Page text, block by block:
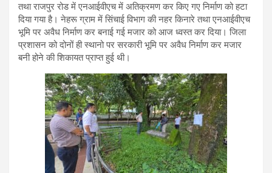
तथा राजपुर रोड में एनआईवीएच में अतिक्रमण कर किए गए निर्माण को हटा
दिया गया है। नेहरू ग्राम में सिंचाई विभाग की नहर किनारे तथा एनआईवीएच
भूमि पर अवैध निर्माण कर बनाई गई मजार को आज ध्वस्त कर दिया। जिला
प्रशासन को दोनों ही स्थानो पर सरकारी भूमि पर अवैध निर्माण कर मजार
बनी होने की शिकायत प्राप्त हुई थी।